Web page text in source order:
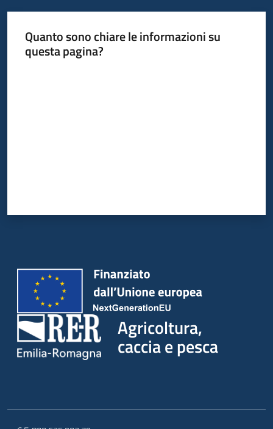
Quanto sono chiare le informazioni su
questa pagina?
Agricoltura,
caccia e pesca